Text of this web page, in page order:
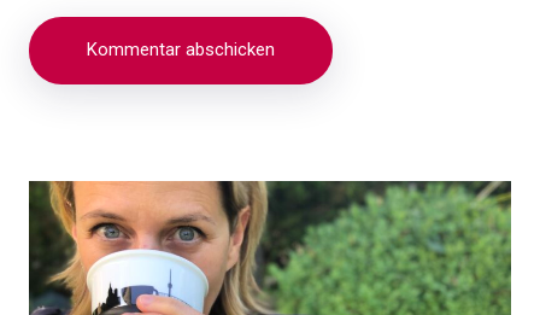
Beitragsnavigation